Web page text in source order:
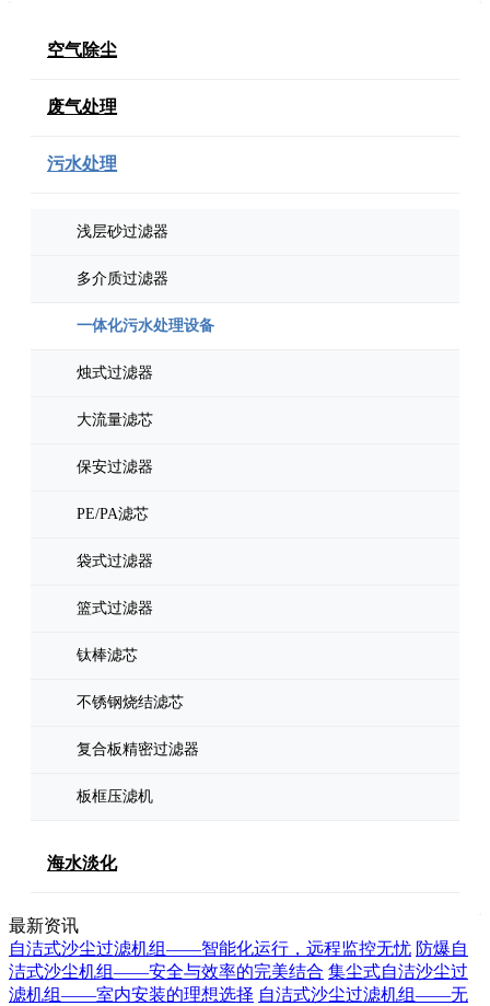
空气除尘
废气处理
污水处理
浅层砂过滤器
多介质过滤器
一体化污水处理设备
烛式过滤器
大流量滤芯
保安过滤器
PE/PA滤芯
袋式过滤器
篮式过滤器
钛棒滤芯
不锈钢烧结滤芯
复合板精密过滤器
板框压滤机
海水淡化
最新资讯
自洁式沙尘过滤机组——智能化运行，远程监控无忧 防爆自
洁式沙尘机组——安全与效率的完美结合 集尘式自洁沙尘过
滤机组——室内安装的理想选择 自洁式沙尘过滤机组——无